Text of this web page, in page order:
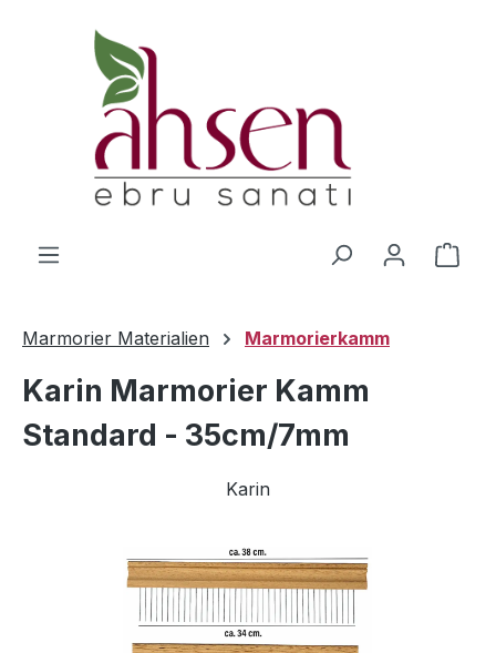
Zum Hauptinhalt springen
Marmorier Materialien Marmorierkamm
Karin Marmorier Kamm
Standard - 35cm/7mm
Karin
Bildergalerie überspringen